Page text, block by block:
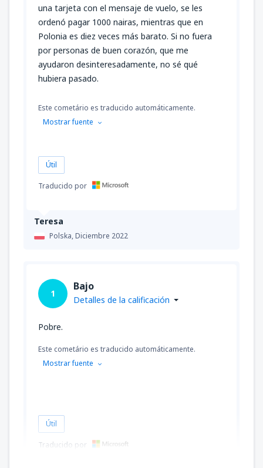
Teresa
Polska,Diciembre 2022
una tarjeta con el mensaje de vuelo, se les
ordenó pagar 1000 nairas, mientras que en
Polonia es diez veces más barato. Si no fuera
por personas de buen corazón, que me
ayudaron desinteresadamente, no sé qué
hubiera pasado.
Este cometário es traducido automáticamente.
Mostrar fuente
Útil
Traducido por
1
Bajo
Detalles de la calificación
Pobre.
Este cometário es traducido automáticamente.
Mostrar fuente
Útil
Traducido por